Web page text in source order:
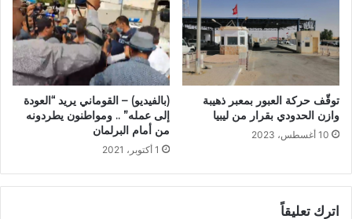
توقّف حركة العبور بمعبر ذهيبة
وازن الحدودي بقرار من ليبيا
10 أغسطس، 2023
(بالفيديو) – القوماني يريد “العودة
إلى عمله” .. ومواطنون يطردونه
من أمام البرلمان
1 أكتوبر، 2021
اترك تعليقاً